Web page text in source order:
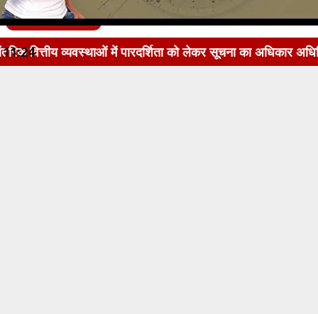
इस खबर को सुनें
में पारदर्शिता को लेकर सूचना का अधिकार अधिनियम, 2005 के
11:24